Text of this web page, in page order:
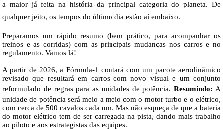
a maior já feita na história da principal categoria do planeta. De
qualquer jeito, os tempos do último dia estão aí embaixo.
Preparamos um rápido resumo (bem prático, para acompanhar os
treinos e as corridas) com as principais mudanças nos carros e no
regulamento. Vamos lá!
A partir de 2026, a Fórmula-1 contará com um pacote aerodinâmico
revisado que resultará em carros com novo visual e um conjunto
reformulado de regras para as unidades de potência. Resumindo: A
unidade de potência será meio a meio com o motor turbo e o elétrico,
com cerca de 500 cavalos cada um. Mas não esqueça de que a bateria
do motor elétrico tem de ser carregada na pista, dando mais trabalho
ao piloto e aos estrategistas das equipes.